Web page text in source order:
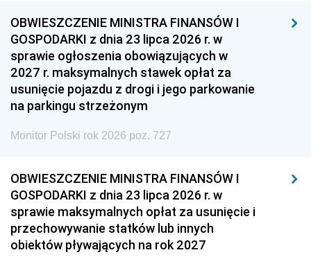
OBWIESZCZENIE MINISTRA FINANSÓW I
GOSPODARKI z dnia 23 lipca 2026 r. w
sprawie ogłoszenia obowiązujących w
2027 r. maksymalnych stawek opłat za
usunięcie pojazdu z drogi i jego parkowanie
na parkingu strzeżonym
Monitor Polski rok 2026 poz. 727
OBWIESZCZENIE MINISTRA FINANSÓW I
GOSPODARKI z dnia 23 lipca 2026 r. w
sprawie maksymalnych opłat za usunięcie i
przechowywanie statków lub innych
obiektów pływających na rok 2027